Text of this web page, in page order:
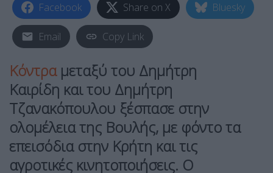
Facebook Share on X Bluesky
Email Copy Link
Κόντρα μεταξύ του Δημήτρη
Καιρίδη και του Δημήτρη
Τζανακόπουλου ξέσπασε στην
ολομέλεια της Βουλής, με φόντο τα
επεισόδια στην Κρήτη και τις
αγροτικές κινητοποιήσεις. Ο